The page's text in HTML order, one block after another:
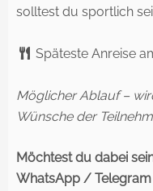
solltest du sportlich
Späteste Anreise
Möglicher Ablauf –
Wünsche der
Möchtest du dabei
WhatsApp / Telegram